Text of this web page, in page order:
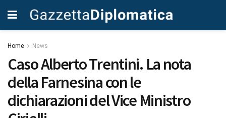
Home News
Caso Alberto Trentini. La nota
della Farnesina con le
dichiarazioni del Vice Ministro